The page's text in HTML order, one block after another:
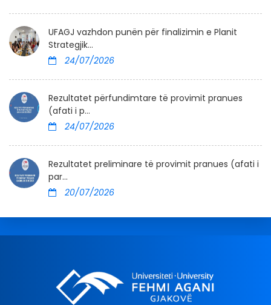
UFAGJ vazhdon punën për finalizimin e Planit
Strategjik...
24/07/2026
Rezultatet përfundimtare të provimit pranues
(afati i p...
24/07/2026
Rezultatet preliminare të provimit pranues (afati i
par...
20/07/2026